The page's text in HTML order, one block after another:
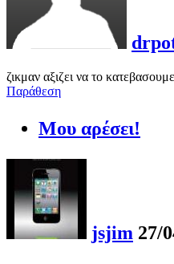
ζικμαν αξιζει να το
Παράθεση
Μου αρέσει!
jsjim 27/